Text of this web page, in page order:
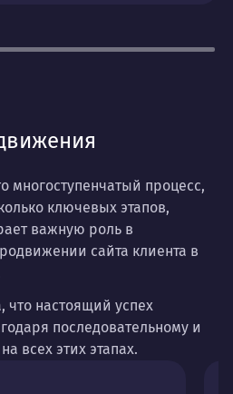
многоступенчатый процесс,
ключевых этапов,
важную роль в
сайта клиента в
настоящий успех
последовательному и
всех этих этапах.